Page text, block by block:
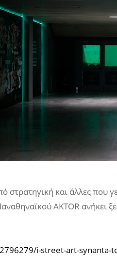
στρατηγική και άλλες που
AKTOR ανήκει
i-street-art-synanta-